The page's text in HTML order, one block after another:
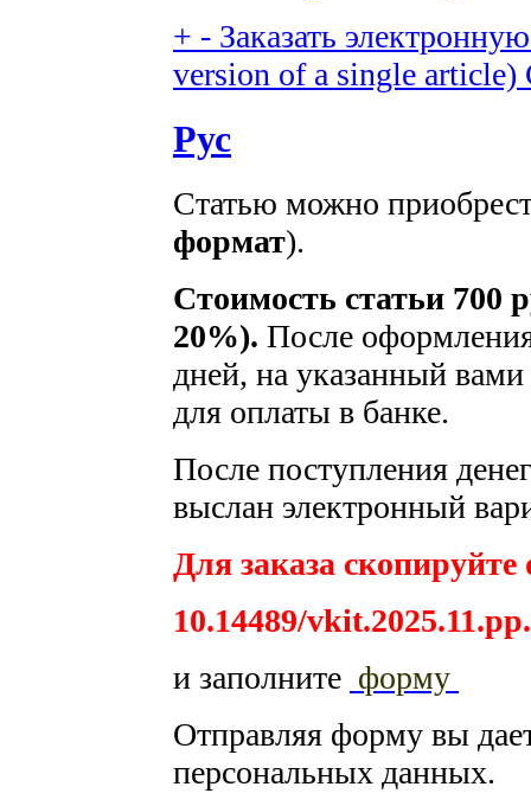
+ - Заказать
version of a single article)
Рус
Статью можно
формат).
Стоимость статьи 700
20%). После оформления
дней, на указанный
для оплаты в банке.
После поступления
выслан электронный
Для заказа скопируйте
10.14489/
и заполните форму
Отправляя форму вы
персональных данных.